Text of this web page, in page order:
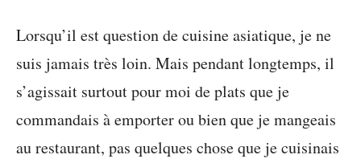
Lorsqu’il est question de cuisine asiatique, je ne
suis jamais très loin. Mais pendant longtemps, il
s’agissait surtout pour moi de plats que je
commandais à emporter ou bien que je mangeais
au restaurant, pas quelques chose que je cuisinais